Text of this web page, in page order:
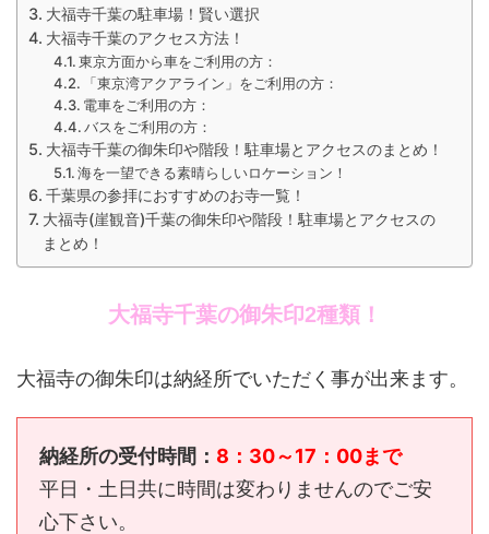
大福寺千葉の駐車場！賢い選択
大福寺千葉のアクセス方法！
東京方面から車をご利用の方：
「東京湾アクアライン」をご利用の方：
電車をご利用の方：
バスをご利用の方：
大福寺千葉の御朱印や階段！駐車場とアクセスのまとめ！
海を一望できる素晴らしいロケーション！
千葉県の参拝におすすめのお寺一覧！
大福寺(崖観音)千葉の御朱印や階段！駐車場とアクセスの
まとめ！
大福寺千葉の御朱印2種類！
大福寺の御朱印は納経所でいただく事が出来ます。
納経所の受付時間： 8：30～17：00まで
平日・土日共に時間は変わりませんのでご安
心下さい。